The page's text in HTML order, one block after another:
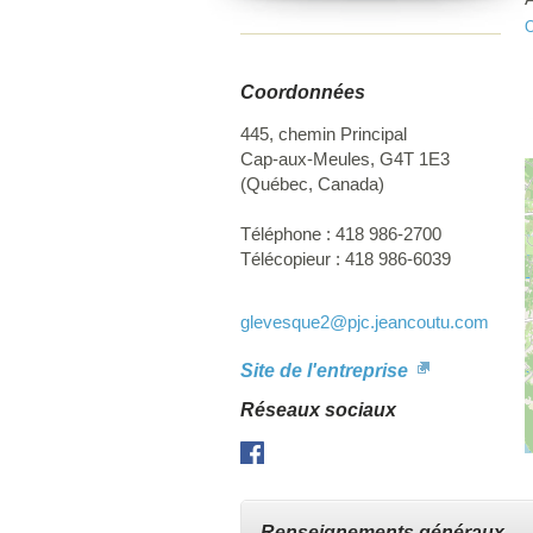
Coordonnées
445, chemin Principal
Cap-aux-Meules, G4T 1E3
(Québec, Canada)
Téléphone : 418 986-2700
Télécopieur : 418 986-6039
glevesque2@pjc.jeancoutu.com
Site de l'entreprise
Réseaux sociaux